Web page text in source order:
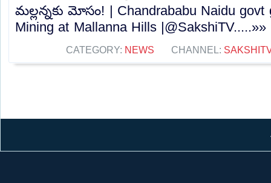
మల్లన్నకు మోసం! | Chandrababu Naidu govt
Mining at Mallanna Hills |@SakshiTV.....»»
CATEGORY: NEWS CHANNEL: